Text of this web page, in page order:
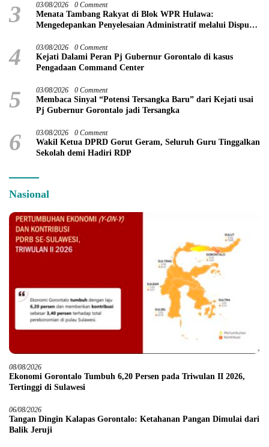
3 03/08/2026 0 Comment
Menata Tambang Rakyat di Blok WPR Hulawa:
Mengedepankan Penyelesaian Administratif melalui Dispute
4 03/08/2026 0 Comment
Kejati Dalami Peran Pj Gubernur Gorontalo di kasus
Pengadaan Command Center
5 03/08/2026 0 Comment
Membaca Sinyal “Potensi Tersangka Baru” dari Kejati usai
Pj Gubernur Gorontalo jadi Tersangka
6 03/08/2026 0 Comment
Wakil Ketua DPRD Gorut Geram, Seluruh Guru Tinggalkan
Sekolah demi Hadiri RDP
Nasional
08/08/2026
Ekonomi Gorontalo Tumbuh 6,20 Persen pada Triwulan II 2026,
Tertinggi di Sulawesi
06/08/2026
Tangan Dingin Kalapas Gorontalo: Ketahanan Pangan Dimulai dari
Balik Jeruji